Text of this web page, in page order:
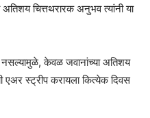
चित्तथरारक अनुभव त्यांनी या
नसल्यामुळे, केवळ जवानांच्या अतिशय
स्ट्रीप करायला कित्येक दिवस